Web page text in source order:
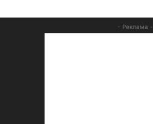
- Реклама -